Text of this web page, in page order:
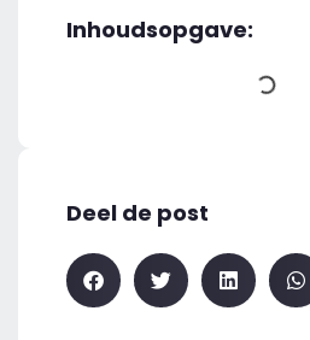
Inhoudsopgave:
Deel de post